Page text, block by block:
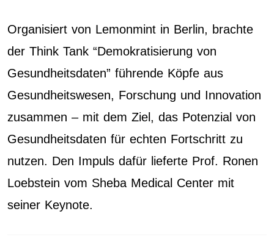
Organisiert von Lemonmint in Berlin, brachte
der Think Tank “Demokratisierung von
Gesundheitsdaten” führende Köpfe aus
Gesundheitswesen, Forschung und Innovation
zusammen – mit dem Ziel, das Potenzial von
Gesundheitsdaten für echten Fortschritt zu
nutzen. Den Impuls dafür lieferte Prof. Ronen
Loebstein vom Sheba Medical Center mit
seiner Keynote.